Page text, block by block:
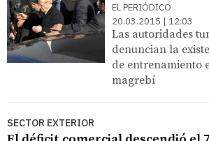
EL PERIÓDICO
20.03.2015 | 12:03
Las autoridades
denuncian la
de entrenamiento
magrebí
SECTOR EXTERIOR